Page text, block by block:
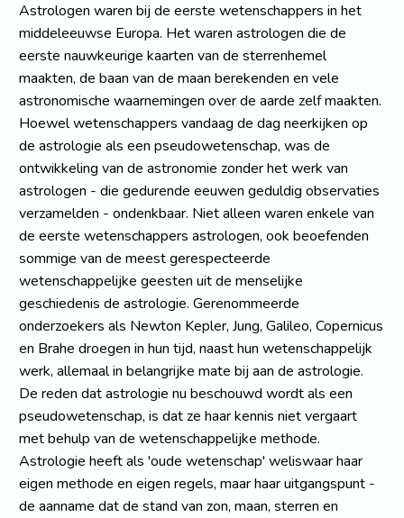
Astrologen waren bij de eerste wetenschappers in het
middeleeuwse Europa. Het waren astrologen die de
eerste nauwkeurige kaarten van de sterrenhemel
maakten, de baan van de maan berekenden en vele
astronomische waarnemingen over de aarde zelf maakten.
Hoewel wetenschappers vandaag de dag neerkijken op
de astrologie als een pseudowetenschap, was de
ontwikkeling van de astronomie zonder het werk van
astrologen - die gedurende eeuwen geduldig observaties
verzamelden - ondenkbaar. Niet alleen waren enkele van
de eerste wetenschappers astrologen, ook beoefenden
sommige van de meest gerespecteerde
wetenschappelijke geesten uit de menselijke
geschiedenis de astrologie. Gerenommeerde
onderzoekers als Newton Kepler, Jung, Galileo, Copernicus
en Brahe droegen in hun tijd, naast hun wetenschappelijk
werk, allemaal in belangrijke mate bij aan de astrologie.
De reden dat astrologie nu beschouwd wordt als een
pseudowetenschap, is dat ze haar kennis niet vergaart
met behulp van de wetenschappelijke methode.
Astrologie heeft als 'oude wetenschap' weliswaar haar
eigen methode en eigen regels, maar haar uitgangspunt -
de aanname dat de stand van zon, maan, sterren en